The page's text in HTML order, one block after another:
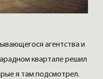
агентства и
квартале решил
я там подсмотрел.